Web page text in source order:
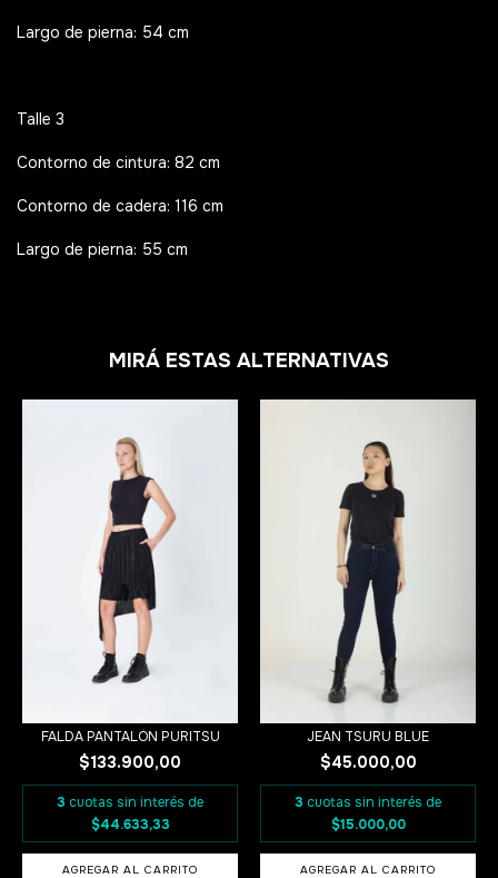
Largo de pierna: 54 cm
Talle 3
Contorno de cintura: 82 cm
Contorno de cadera: 116 cm
Largo de pierna: 55 cm
MIRÁ ESTAS ALTERNATIVAS
FALDA PANTALÓN PURITSU
$133.900,00
3 cuotas sin interés de
$44.633,33
AGREGAR AL CARRITO
JEAN TSURU BLUE
$45.000,00
3 cuotas sin interés de
$15.000,00
AGREGAR AL CARRITO